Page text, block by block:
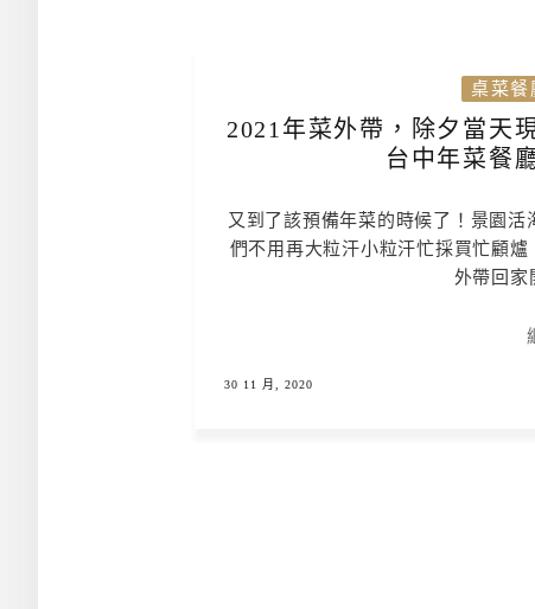
桌菜餐
2021年菜外帶，除夕當天
台中年菜餐
又到了該預備年菜的時候了！景園
們不用再大粒汗小粒汗忙採買忙顧
外帶回家
30 11 月, 2020